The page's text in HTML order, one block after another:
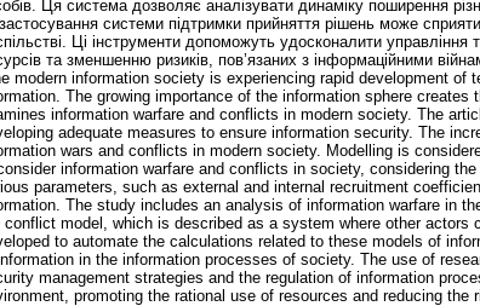
Ця система дозволяє аналізувати динаміку поширення
системи підтримки прийняття рішень може
Ці інструменти допоможуть удосконалити
та зменшенню ризиків, пов’язаних з інформаційними
modern information society is experiencing rapid development
The growing importance of the information sphere
information warfare and conflicts in modern society. The
adequate measures to ensure information security. The
wars and conflicts in modern society. Modelling is
information warfare and conflicts in society, considering
parameters, such as external and internal recruitment
The study includes an analysis of information warfare in
conflict model, which is described as a system where other
to automate the calculations related to these models of
in the information processes of society. The use of
management strategies and the regulation of information
promoting the rational use of resources and reducing